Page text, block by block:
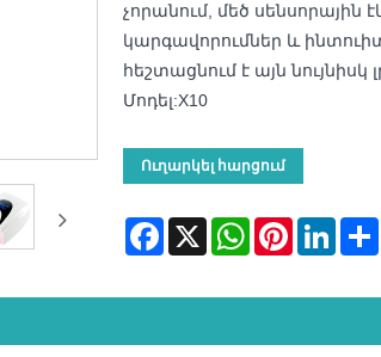
չորանում, մեծ
կարգավորումներ և
հեշտացնում է այն
Մոդել:X10
Ուղարկել հարցում
Facebook
X WhatsAppPinterest